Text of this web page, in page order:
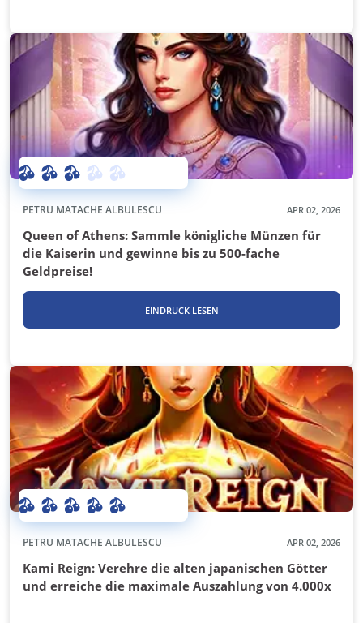
PETRU MATACHE ALBULESCU APR 02, 2026
Queen of Athens: Sammle königliche Münzen für
die Kaiserin und gewinne bis zu 500-fache
Geldpreise!
EINDRUCK LESEN
PETRU MATACHE ALBULESCU APR 02, 2026
Kami Reign: Verehre die alten japanischen Götter
und erreiche die maximale Auszahlung von 4.000x